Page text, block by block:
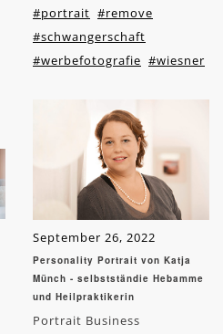
#portrait #remove
#schwangerschaft
#werbefotografie #wiesner
September 26, 2022
Personality Portrait von Katja
Münch - selbstständie Hebamme
und Heilpraktikerin
Portrait Business